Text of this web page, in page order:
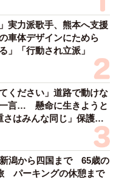
実力派歌手、熊本へ支援
車体デザインにためら
「行動され立派」
ください」道路で動けな
言… 懸命に生きようと
はみんな同じ」保護団
潟から四国まで 65歳の
パーキングの休憩まで